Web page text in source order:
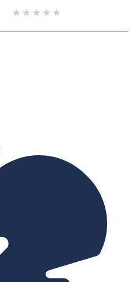
4 stars
3 stars
2 stars
1 star